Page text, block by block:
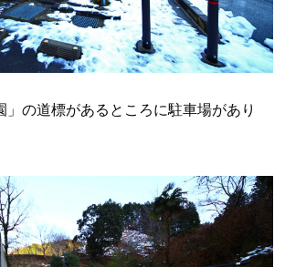
」の道標があるところに駐車場があり